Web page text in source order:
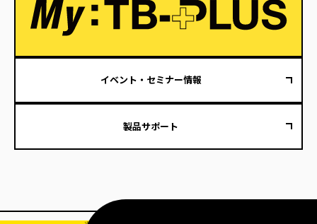
イベント・セミナー情報
製品サポート